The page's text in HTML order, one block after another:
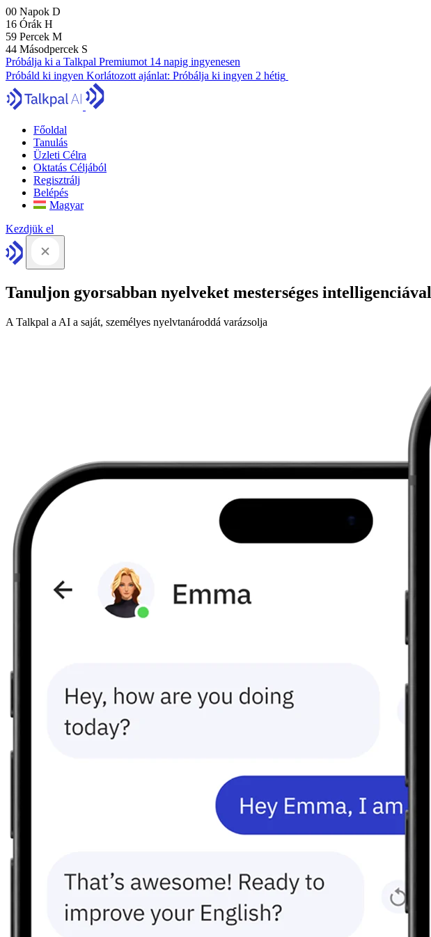
00 Napok D
16 Órák H
59 Percek M
43 Másodpercek S
Próbálja ki a Talkpal Premiumot 14 napig ingyenesen
Próbáld ki ingyen Korlátozott ajánlat: Próbálja ki ingyen 2 hétig
Főoldal
Tanulás
Üzleti Célra
Oktatás Céljából
Regisztrálj
Belépés
Magyar
Kezdjük el
Tanuljon gyorsabban nyelveket mesterséges intelligenciával
A Talkpal a AI a saját, személyes nyelvtanároddá varázsolja